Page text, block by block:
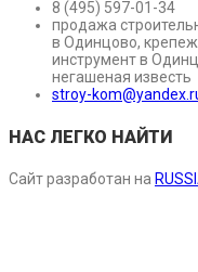
8 (495) 597-01-34
продажа
в Одинцово,
инструмент в
негашеная известь
stroy-
НАС ЛЕГКО НАЙТИ
Сайт разработан на